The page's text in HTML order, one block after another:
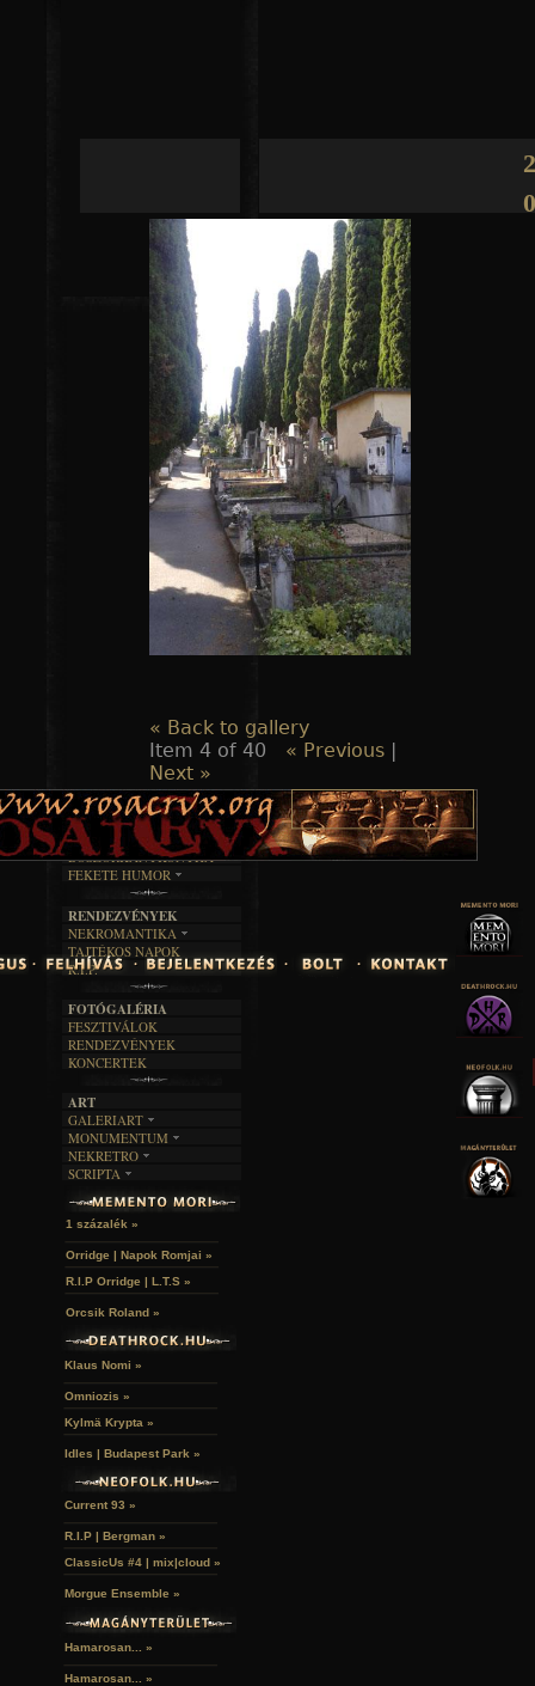
« Back to gallery
Item 4 of 40
« Previous
Next »
TAJTÉKOS LAPOK
ZENE
EGYÜTTESEK
INTERJÚK
FORDÍTÁSOK
DALSZÖVEGEK
ÍRÁSOK
IRODALOM
FILM
ÍRÁSTÖRTÉNET
BOSZORKÁNYKONYHA
FEKETE HUMOR
SZÖVEGES
RENDEZVÉNYEK
NEKROMANTIKA
AKTUÁLIS
A MÚLT
TAJTÉKOS NAPOK
R.I.P.
FOTÓGALÉRIA
FESZTIVÁLOK
RENDEZVÉNYEK
KONCERTEK
ART
GALERIART
ARTGALERI
KÉPREGÉNYEK
LAKÁSKULTS
MONUMENTUM
TEMETŐK
TEMPLOMOK
VÁRAK
HELYEK
NEKRETRO
SZUBKULT
FEKETE LYUK
RELIKVIÁK
SCRIPTA
NOVELLÁK
VERSEK
1 százalék »
Orridge | Napok Romjai »
R.I.P Orridge | L.T.S »
Orcsik Roland »
Klaus Nomi »
Omniozis »
Kylmä Krypta »
Idles | Budapest Park »
Current 93 »
R.I.P | Bergman »
ClassicUs #4 | mix|cloud »
Morgue Ensemble »
Hamarosan... »
Hamarosan... »